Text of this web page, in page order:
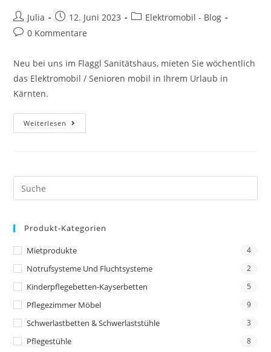
Julia 12. Juni 2023
Elektromobil - Blog
0 Kommentare
Neu bei uns im Flaggl Sanitätshaus, mieten Sie wöchentlich
das Elektromobil / Senioren mobil in Ihrem Urlaub in
Kärnten.
Weiterlesen
Produkt-Kategorien
Mietprodukte 4
Notrufsysteme Und Fluchtsysteme 2
Kinderpflegebetten-Kayserbetten 5
Pflegezimmer Möbel 9
Schwerlastbetten & Schwerlaststühle 3
Pflegestühle 8